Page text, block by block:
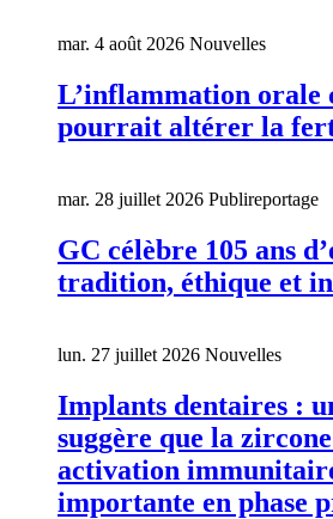
mar. 4 août 2026 Nouvelles
L’inflammation orale
pourrait altérer la
mar. 28 juillet 2026 Publireportage
GC célèbre 105 ans
tradition, éthique et
lun. 27 juillet 2026 Nouvelles
Implants dentaires :
suggère que la
activation
importante en phase